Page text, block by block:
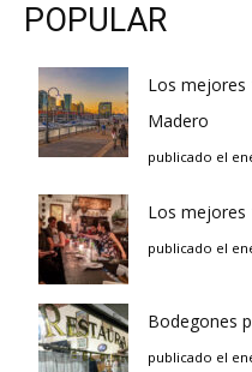
POPULAR
Los mejores
Madero
publicado el
Los mejores
publicado el
Bodegones
publicado el